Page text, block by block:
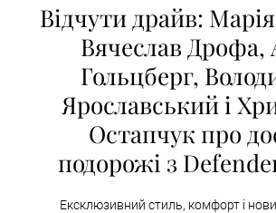
Відчути драйв:
Вячеслав Дрофа,
Гольцберг,
Ярославський і
Остапчук про
подорожі з
Ексклюзивний стиль, комфорт і